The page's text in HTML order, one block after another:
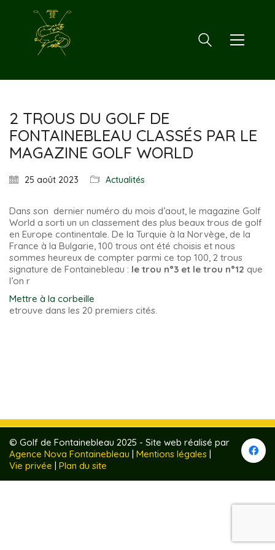
2 TROUS DU GOLF DE
FONTAINEBLEAU CLASSÉS PAR LE
MAGAZINE GOLF WORLD
25 août 2023 Actualités
Dans son dernier numéro du mois d’aout, le magazine Golf
World a sorti un un classement des plus beaux trous de golf
en Europe continentale. De la Turquie à la Norvège, de la
France à la Bulgarie, 100 trous ont été choisis et nous
sommes heureux de compter parmi ce top 100, 2 trous
signature de Fontainebleau : le trou n°3 et le trou n°12 que
l’on r
Mettre à la corbeille
etrouve dans les 20 premiers cités.
© Golf de Fontainebleau 2025 - Site web réalisé par
Agence Nova Fontainebleau | Mentions légales |
Vie privée | Plan du site